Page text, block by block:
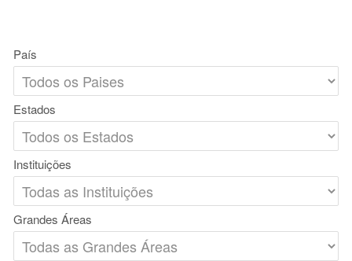
País
Estados
Instituições
Grandes Áreas